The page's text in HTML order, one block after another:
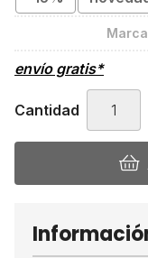
envío gratis*
Cantidad